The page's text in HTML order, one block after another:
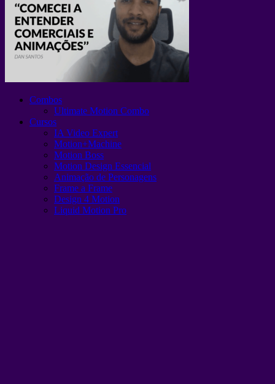
Combos
Ultimate Motion Combo
Cursos
IA Video Expert
Motion+Machine
Motion Boss
Motion Design Essencial
Animação de Personagens
Frame a Frame
Design 4 Motion
Liquid Motion Pro